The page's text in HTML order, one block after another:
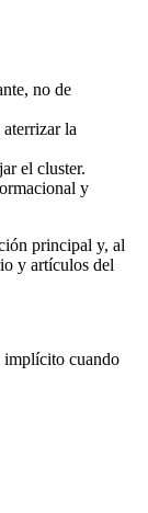
no de
la
el cluster.
y
principal y, al
y artículos del
implícito cuando